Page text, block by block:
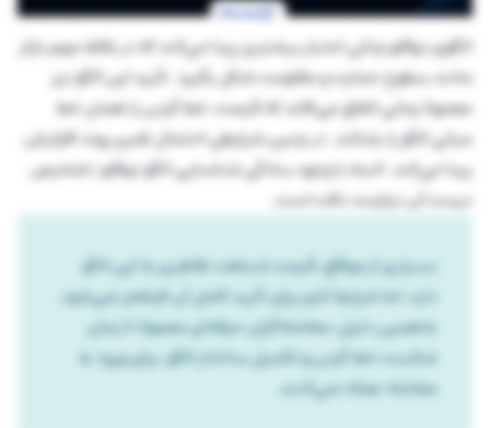
الگوی دوقلو زمانی اعتبار بیشتری پیدا می‌کند که در نقاط مهم بازار
مانند سطوح حمایت و مقاومت شکل بگیرد. تأیید این الگو نیز
معمولا زمانی اتفاق می‌افتد که قیمت، خط گردن یا همان خط
میانی الگو را بشکند. در چنین شرایطی احتمال تغییر روند افزایش
پیدا می‌کند. البته با وجود سادگی شناسایی الگو دوقلو، تشخیص
درست آن نیازمند دقت است.
بسیاری از مواقع، قیمت شباهت ظاهری به این الگو
دارد، اما شرایط لازم برای تأیید کامل آن فراهم نمی‌شود.
به‌همین دلیل، معامله‌گران حرفه‌ای معمولا تا زمان
شکست خط گردن و تکمیل ساختار الگو، برای ورود به
معامله عجله نمی‌کنند.